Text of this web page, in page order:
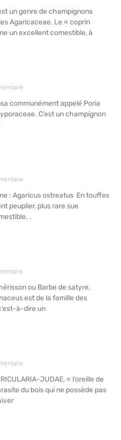
un genre de champignons
Agaricaceae. Le « coprin
un excellent comestible, à
communément appelé Poria
C’est un champignon
: Agaricus ostreatus En touffes
peuplier, plus rare sue
.
ou Barbe de satyre,
est de la famille des
à-dire un
JUDAE, « l’oreille de
du bois qui ne possède pas